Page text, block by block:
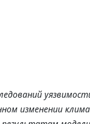
изменении